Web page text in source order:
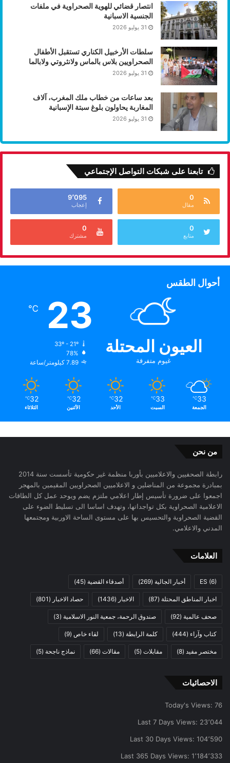
انتصار قضائي للهوية الصحراوية في ملفات
الجنسية الاسبانية
31 يوليو 2026
سلطات الأرخبيل الكناري تستقبل الأطفال
الصحراويين بلاس بالماس ولانثروتي ولابالما
31 يوليو 2026
بعد ساعات من خطاب ملك المغرب، آلاف
المغاربة يحاولون بلوغ سبتة الإسبانية
31 يوليو 2026
تابعنا على شبكات التواصل الإجتماعي
0
مقال
9٬095
إعجاب
0
متابع
0
مشترك
أحوال الطقس
العيون المحتلة
غيوم متفرقة
23
℃
33º - 21º
78%
7.89 كيلومتر/ساعة
33
℃
الجمعة
33
℃
السبت
32
℃
الأحد
32
℃
الأثنين
32
℃
الثلاثاء
من نحن
رابطة الصحفيين والاعلاميين بأوربا منظمة غير حكومية تأسست سنة 2014
بمبادرة مجموعة من المناضلين و الاعلاميين الصحراويين المقيمين بالمهجر
اجمعوا على ضرورة تأسيس إطار اعلامي ملتزم يضم ويوحد عمل كل الطاقات
الاعلامية الصحراوية بكل تواجداتها، وتهدف اساسا الى تسليط الضوء على
القضية الصحراوية والتحسيس بها على مستوى الساحة الاوربية ومجتمعها
المدني والاعلامي.
العلامات
ES (6) أخبار الجالية (269) أصدقاء القضية (45)
اخبار المناطق المحتلة (87) الاخبار (1436) حصاد الاخبار (801)
صحف عالمية (92) صندوق الرحمة، جمعية النور الاسلامية (3)
كتاب وآراء (444) كلمة الرابطة (13) لقاء خاص (9)
مختصر مفيد (8) مقابلات (5) مقالات (66) نماذج ناجحة (5)
الاحصائيات
Today's Views: 76
Last 7 Days Views: 23٬044
Last 30 Days Views: 104٬590
Last 365 Days Views: 1٬184٬333